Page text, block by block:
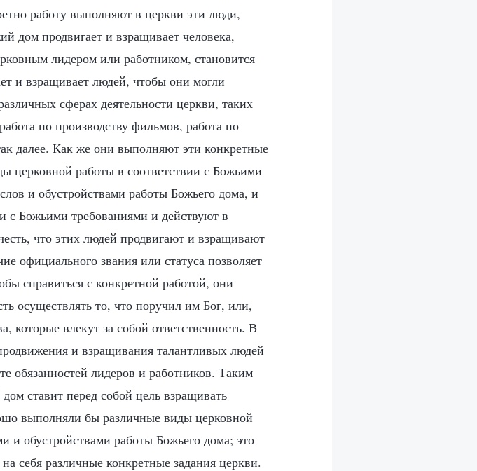
работу выполняют в церкви эти люди,
дом продвигает и взращивает человека,
лидером или работником, становится
и взращивает людей, чтобы они могли
сферах деятельности церкви, таких
по производству фильмов, работа по
далее. Как же они выполняют эти конкретные
церковной работы в соответствии с Божьими
и обустройствами работы Божьего дома, и
с Божьими требованиями и действуют в
что этих людей продвигают и взращивают
официального звания или статуса позволяет
справиться с конкретной работой, они
осуществлять то, что поручил им Бог, или,
которые влекут за собой ответственность. В
и взращивания талантливых людей
обязанностей лидеров и работников. Таким
ставит перед собой цель взращивать
выполняли бы различные виды церковной
и обустройствами работы Божьего дома; это
себя различные конкретные задания церкви.